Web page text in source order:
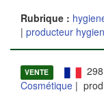
Rubrique :
| producteur
VENTE
Cosmétique |